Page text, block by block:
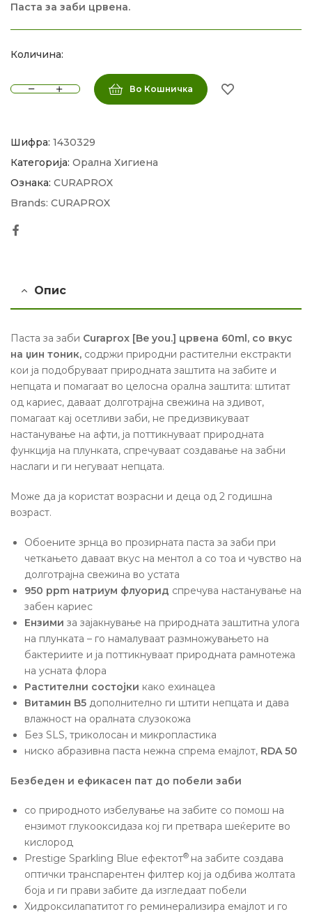
Паста за заби црвена.
Количина:
Во Кошничка
Шифра: 1430329
Категорија: Орална Хигиена
Ознака: CURAPROX
Brands: CURAPROX
Опис
Паста за заби Curaprox [Be you.] црвена 60ml, со вкус
на џин тоник, содржи природни растителни екстракти
кои ја подобруваат природната заштита на забите и
непцата и помагаат во целосна орална заштита: штитат
од кариес, даваат долготрајна свежина на здивот,
помагаат кај осетливи заби, не предизвикуваат
настанување на афти, ја поттикнуваат природната
функција на плунката, спречуваат создавање на забни
наслаги и ги негуваат непцата.
Може да ја користат возрасни и деца од 2 годишна
возраст.
Обоените зрнца во прозирната паста за заби при
четкањето даваат вкус на ментол а со тоа и чувство на
долготрајна свежина во устата
950 ppm натриум флуорид спречува настанување на
забен кариес
Ензими за зајакнување на природната заштитна улога
на плунката – го намалуваат размножувањето на
бактериите и ја поттикнуваат природната рамнотежа
на усната флора
Растителни состојки како ехинацеа
Витамин B5дополнително ги штити непцата и дава
влажност на оралната слузокожа
Без ЅLЅ, триколосан и микропластика
ниско абразивна паста нежна спрема емајлот, RDA 50
Безбеден и ефикасен пат до побели заби
со природното избелување на забите со помош на
ензимот глукооксидаза кој ги претвара шеќерите во
кислород
Prestige Sparkling Blue ефектот® на забите создава
оптички транспарентен филтер кој ја одбива жолтата
боја и ги прави забите да изгледаат побели
Хидроксилапатитот го реминерализира емајлот и го